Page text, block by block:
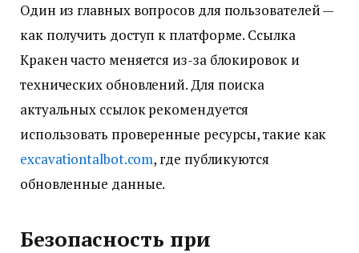
Один из главных вопросов для пользователей —
как получить доступ к платформе. Ссылка
Кракен часто меняется из-за блокировок и
технических обновлений. Для поиска
актуальных ссылок рекомендуется
использовать проверенные ресурсы, такие как
excavationtalbot.com, где публикуются
обновленные данные.
Безопасность при